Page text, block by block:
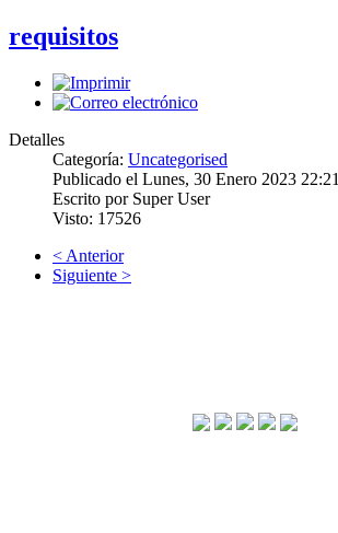
requisitos
Detalles
Categoría: Uncategorised
Publicado el Lunes, 30 Enero 2023 22:21
Escrito por Super User
Visto: 17526
< Anterior
Siguiente >